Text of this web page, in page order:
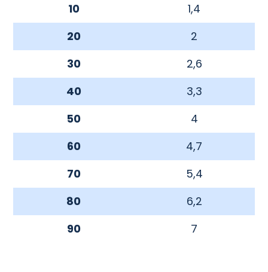
10
20
30
40
50
60
70
80
90
1,4
2
2,6
3,3
4
4,7
5,4
6,2
7